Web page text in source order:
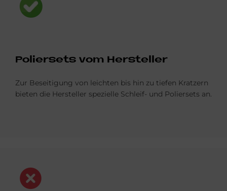
Po­lier­sets vom Her­stel­ler
Zur Beseitigung von leichten bis hin zu tiefen Kratzern
bieten die Hersteller spezielle Schleif- und Poliersets an.
Bild